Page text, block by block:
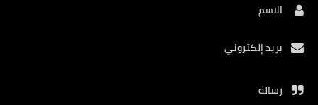
الاسم
بريد إلكتروني
رسالة